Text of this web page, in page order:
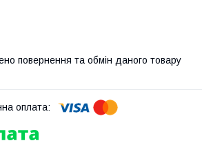
повернення та обмін даного товару